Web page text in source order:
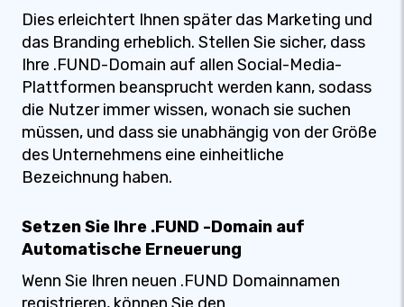
Dies erleichtert Ihnen später das Marketing und
das Branding erheblich. Stellen Sie sicher, dass
Ihre .FUND-Domain auf allen Social-Media-
Plattformen beansprucht werden kann, sodass
die Nutzer immer wissen, wonach sie suchen
müssen, und dass sie unabhängig von der Größe
des Unternehmens eine einheitliche
Bezeichnung haben.
Setzen Sie Ihre .FUND -Domain auf
Automatische Erneuerung
Wenn Sie Ihren neuen .FUND Domainnamen